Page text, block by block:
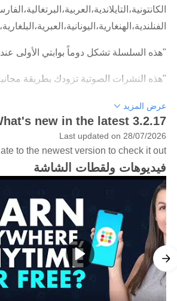
"هذه السلسلة تشكل دوماً بوابتي الأولى عند
"هذه النشرات الصوتية تزودك بطريقة
تايمز
ابدأ الآن وادخل إلى مئات من المقاطع
من أي مكان وفي أي وقت. يمكنك القيام
-الدخول إلى النسخة الممتازة التدريبية والمجانية لمدة 7-أيام من أي من دروس
-الحصول على الدروس الصوتية ودروس
-التعلُم بدون الاتصال مع الانترنت من
-الحصول على دروس المفردات اليومية التي
-التبديل بين جميع الأجهزة الخاصة بك
-استخدام عدة خيارات لإعادة التشغيل:
عرض المزيد
new in the latest 3.2.17
Last updated on 28/07/2026
to the newest version to check it out!
فيديوهات ولقطات الشاشة